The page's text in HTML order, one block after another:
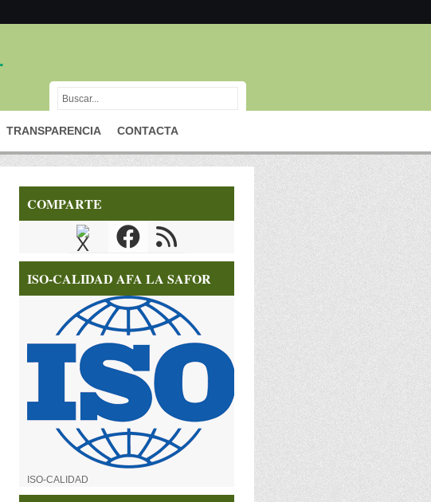
TRANSPARENCIA CONTACTA
COMPARTE
ISO-CALIDAD AFA LA SAFOR
ISO-CALIDAD